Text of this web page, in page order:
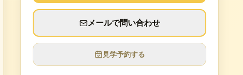
メールで問い合わせ
見学予約する